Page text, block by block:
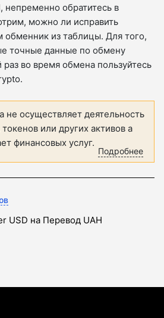
непременно обратитесь в
можно ли исправить
обменник из таблицы. Для того,
точные данные по обмену
во время обмена пользуйтесь
не осуществляет деятельность
или других активов а
финансовых услуг.
Подробнее
USD на Перевод UAH